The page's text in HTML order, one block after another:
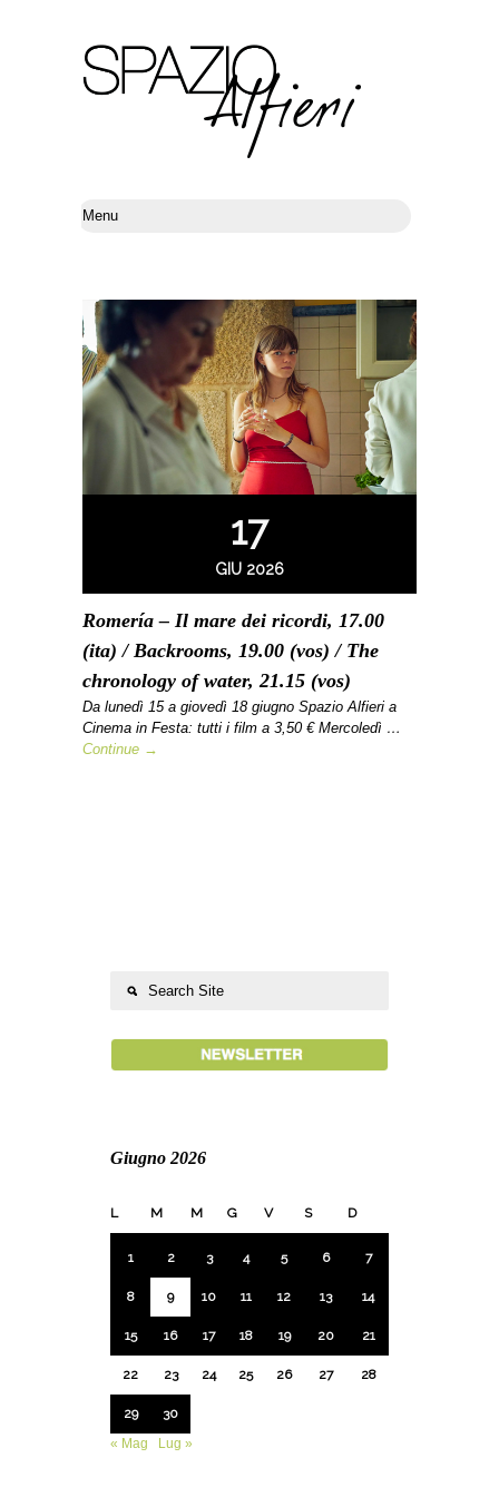
17
GIU 2026
Romería – Il mare dei ricordi, 17.00
(ita) / Backrooms, 19.00 (vos) / The
chronology of water, 21.15 (vos)
Da lunedì 15 a giovedì 18 giugno Spazio Alfieri a
Cinema in Festa: tutti i film a 3,50 € Mercoledì …
Continue →
Giugno 2026
L M M G V S D
1 2 3 4 5 6 7
8 9 10 11 12 13 14
15 16 17 18 19 20 21
22 23 24 25 26 27 28
29
30
« Mag
Lug »